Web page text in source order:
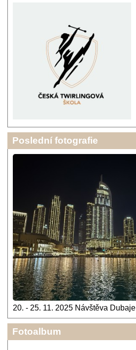
Poslední fotografie
20. - 25. 11. 2025 Návštěva Dubaje
Fotoalbum